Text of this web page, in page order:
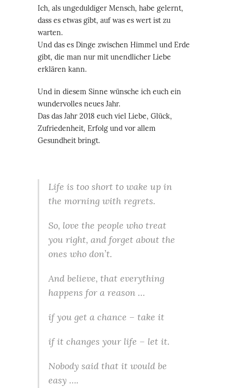
Ich, als ungeduldiger Mensch, habe gelernt,
dass es etwas gibt, auf was es wert ist zu
warten.
Und das es Dinge zwischen Himmel und Erde
gibt, die man nur mit unendlicher Liebe
erklären kann.
Und in diesem Sinne wünsche ich euch ein
wundervolles neues Jahr.
Das das Jahr 2018 euch viel Liebe, Glück,
Zufriedenheit, Erfolg und vor allem
Gesundheit bringt.
Life is too short to wake up in
the morning with regrets.
So, love the people who treat
you right, and forget about the
ones who don’t.
And believe, that everything
happens for a reason …
if you get a chance – take it
if it changes your life – let it.
Nobody said that it would be
easy ….